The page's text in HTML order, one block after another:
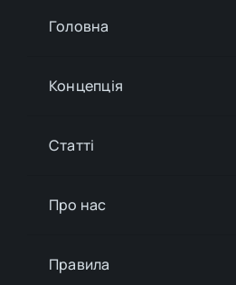
Головна
Концепція
Статті
Про нас
Правила